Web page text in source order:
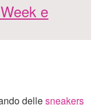
e
dellesneakers